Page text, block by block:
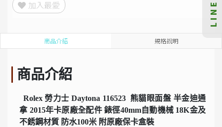
加入最愛
商品介紹 規格說明
商品介紹
Rolex 勞力士 Daytona 116523 熊貓眼面盤 半金迪通
拿 2015年卡原廠全配件 錶徑40mm自動機械 18K金及
不銹鋼材質 防水100米 附原廠保卡盒裝
LINE